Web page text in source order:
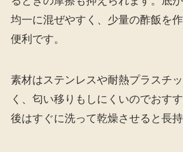
均一に混ぜやすく、少量の酢飯を
便利です。
素材はステンレスや耐熱プラスチ
く、匂い移りもしにくいのでおす
後はすぐに洗って乾燥させると長持